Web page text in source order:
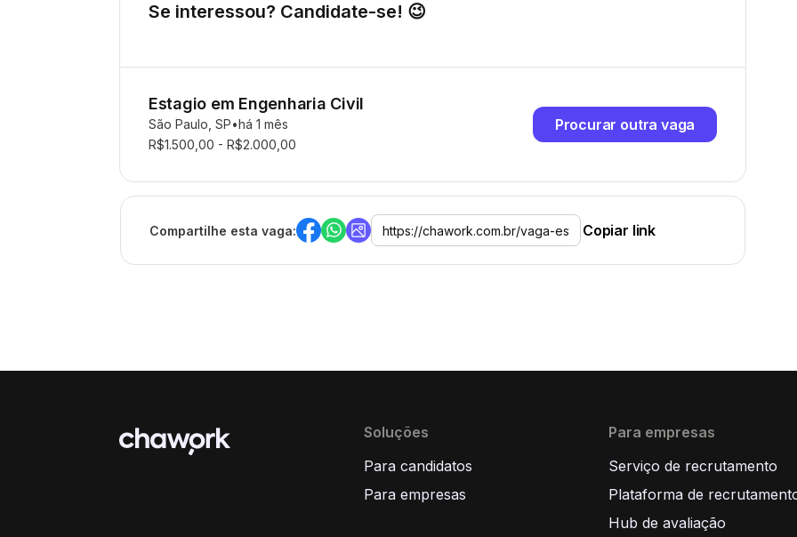
Se interessou? Candidate-se! 😉
Estagio em Engenharia Civil
São Paulo, SP há 1 mês
R$1.500,00 - R$2.000,00
Procurar outra vaga
Compartilhe esta vaga: Copiar link
Soluções
Para candidatos
Para empresas
Para empresas
Serviço de recrutamento
Plataforma de
Hub de avaliação